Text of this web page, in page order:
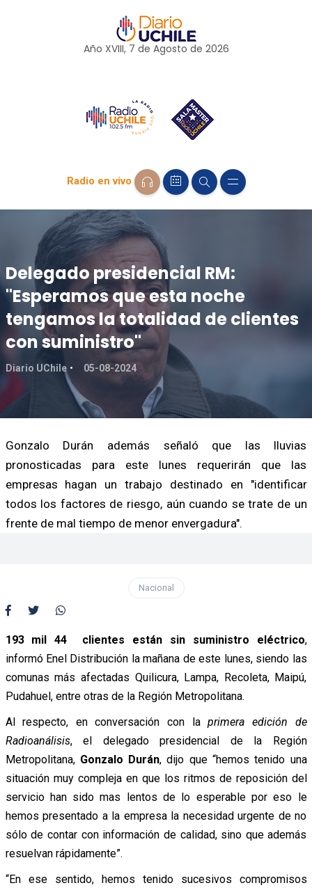
Año XVIII, 7 de Agosto de 2026
Radio en vivo
Delegado presidencial RM:
"Esperamos que esta noche
tengamos la totalidad de clientes
con suministro"
Diario UChile 05-08-2024
Gonzalo Durán además señaló que las lluvias
pronosticadas para este lunes requerirán que las
empresas hagan un trabajo destinado en "identificar
todos los factores de riesgo, aún cuando se trate de un
frente de mal tiempo de menor envergadura".
Nacional
193 mil 44 clientes están sin suministro eléctrico,
informó Enel Distribución la mañana de este lunes, siendo las
comunas más afectadas Quilicura, Lampa, Recoleta, Maipú,
Pudahuel, entre otras de la Región Metropolitana.
Al respecto, en conversación con laprimera edición de
Radioanálisis, el delegado presidencial de la Región
Metropolitana, Gonzalo Durán, dijo que “hemos tenido una
situación muy compleja en que los ritmos de reposición del
servicio han sido mas lentos de lo esperable por eso le
hemos presentado a la empresa la necesidad urgente de no
sólo de contar con información de calidad, sino que además
resuelvan rápidamente”.
“En ese sentido, hemos tenido sucesivos compromisos